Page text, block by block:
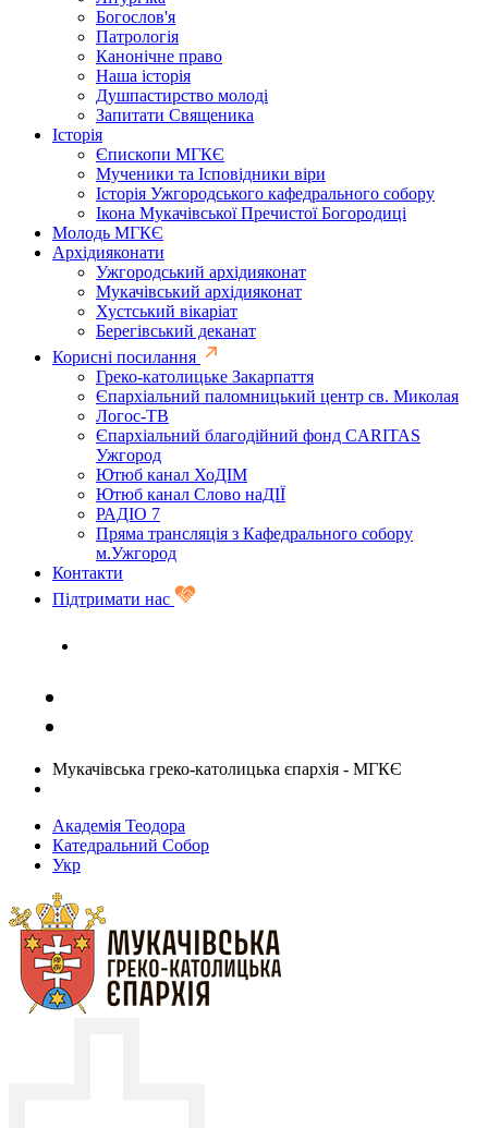
Богослов'я
Патрологія
Канонічне право
Наша історія
Душпастирство молоді
Запитати Священика
Історія
Єпископи МГКЄ
Мученики та Ісповідники віри
Історія Ужгородського кафедрального собору
Ікона Мукачівської Пречистої Богородиці
Молодь МГКЄ
Архідияконати
Ужгородський архідияконат
Мукачівський архідияконат
Хустський вікаріат
Берегівський деканат
Корисні посилання
Греко-католицьке Закарпаття
Єпархіальний паломницький центр св. Миколая
Логос-ТВ
Єпархіальний благодійний фонд CARITAS
Ужгород
Ютюб канал ХоДІМ
Ютюб канал Слово наДІЇ
РАДІО 7
Пряма трансляція з Кафедрального собору
м.Ужгород
Контакти
Підтримати нас
Мукачівська греко-католицька єпархія - МГКЄ
Академія Теодора
Катедральний Собор
Укр